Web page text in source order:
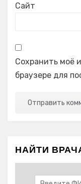
Сайт
Сохранить моё
браузере для
НАЙТИ